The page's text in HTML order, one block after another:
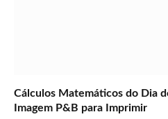
Cálculos Matemáticos do Dia
Imagem P&B para Imprimir